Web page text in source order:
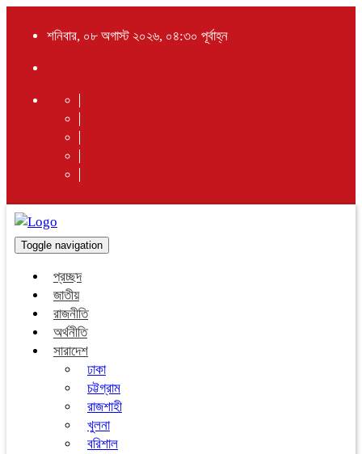
শনিবার, ০৮ অগাস্ট ২০২৬, ০৪:৩০ পূর্বাহ্ন
Toggle navigation
প্রচ্ছদ
জাতীয়
রাজনীতি
অর্থনীতি
সারাদেশ
ঢাকা
চট্টগ্রাম
রাজশাহী
খুলনা
বরিশাল